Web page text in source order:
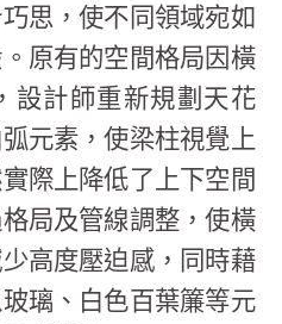
思，使不同領域宛如
原有的空間格局因橫
設計師重新規劃天花
元素，使梁柱視覺上
際上降低了上下空間
局及管線調整，使橫
高度壓迫感，同時藉
璃、白色百葉簾等元